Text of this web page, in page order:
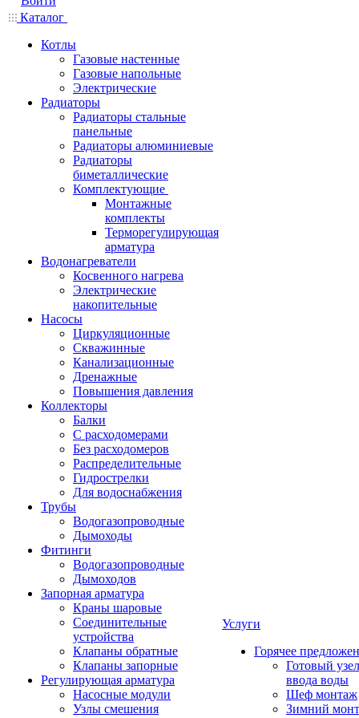
Каталог
Котлы
Газовые настенные
Газовые напольные
Электрические
Радиаторы
Радиаторы стальные
панельные
Радиаторы алюминиевые
Радиаторы
биметаллические
Комплектующие
Монтажные
комплекты
Терморегулирующая
арматура
Водонагреватели
Косвенного нагрева
Электрические
накопительные
Насосы
Циркуляционные
Скважинные
Канализационные
Дренажные
Повышения давления
Коллекторы
Балки
С расходомерами
Без расходомеров
Распределительные
Гидрострелки
Для водоснабжения
Трубы
Водогазопроводные
Дымоходы
Фитинги
Водогазопроводные
Дымоходов
Запорная арматура
Краны шаровые
Соединительные
устройства
Клапаны обратные
Клапаны запорные
Регулирующая арматура
Насосные модули
Узлы смешения
Услуги
Горячее
Готовый узел
ввода воды
Шеф монтаж
Зимний